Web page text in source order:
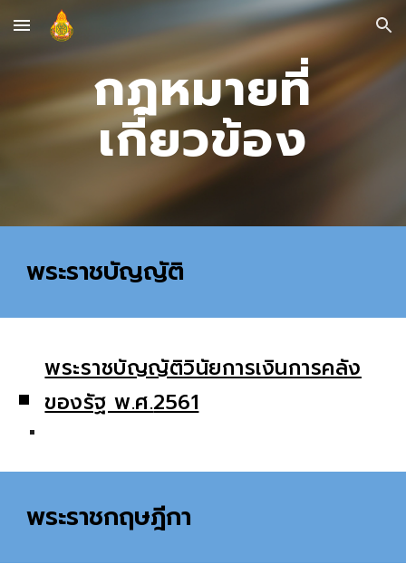
Skip to main content Skip to navigation
กฎหมายที่
เกี่ยวข้อง
พระราชบัญญัติ
พระราชบัญญัติวินัยการเงินการคลัง
ของรัฐ พ.ศ.2561
พระราชกฤษฎีกา